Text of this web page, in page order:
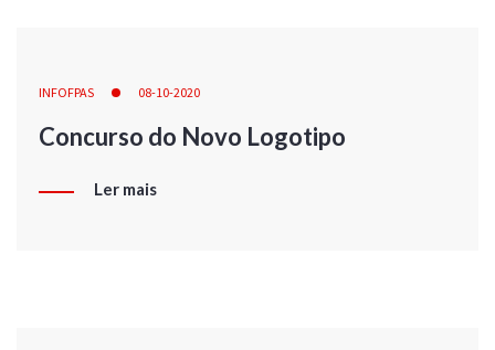
INFOFPAS 08-10-2020
Concurso do Novo Logotipo
Ler mais